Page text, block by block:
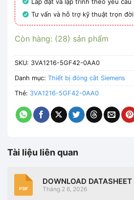
Tư vấn và hỗ trợ kỹ thuật trọn đời
Còn hàng: (28) sản phẩm
SKU: 3VA1216-5GF42-0AA0
Danh mục: Thiết bị đóng cắt Siemens
Thẻ: 3VA1216-5GF42-0AA0
Tài liệu liên quan
PDF
DOWNLOAD DATASHEET
Tháng 2 6, 2026